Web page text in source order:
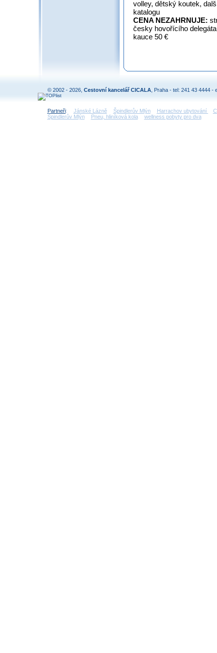
volley, dětský koutek,
katalogu
CENA NEZAHRNUJE:
česky hovořícího
kauce 50 €
© 2002 - 2026, Cestovní kancelář CICALA , Praha - tel: 241 43 4444 -
Partneři: Jánské Lázně Špindlerův Mlýn Harrachov ubytování
Špindlerův Mlýn
Pneu, hliníková kola wellness pobyty pro dva